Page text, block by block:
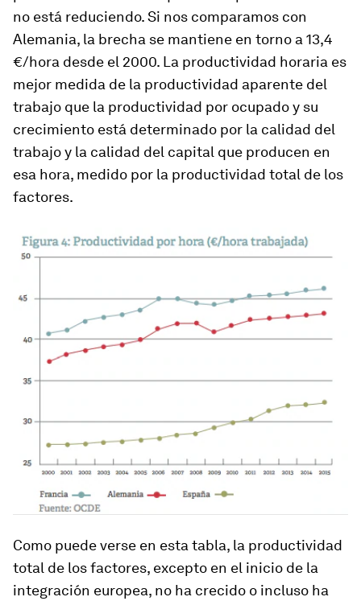
no está reduciendo. Si nos comparamos con
Alemania, la brecha se mantiene en torno a 13,4
€/hora desde el 2000. La productividad horaria es
mejor medida de la productividad aparente del
trabajo que la productividad por ocupado y su
crecimiento está determinado por la calidad del
trabajo y la calidad del capital que producen en
esa hora, medido por la productividad total de los
factores.
Como puede verse en esta tabla, la productividad
total de los factores, excepto en el inicio de la
integración europea, no ha crecido o incluso ha